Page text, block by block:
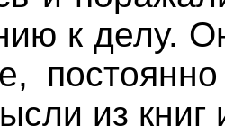
к делу.
из книг